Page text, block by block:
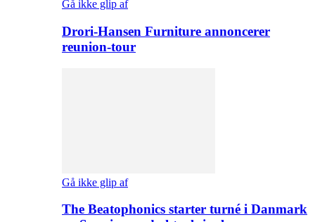
Gå ikke glip af
Drori-Hansen Furniture annoncerer
reunion-tour
Gå ikke glip af
The Beatophonics starter turné i Danmark